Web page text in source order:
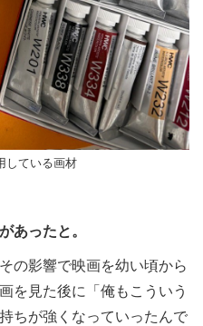
している画材
あったと。
の影響で映画を幼い頃から
を見た後に「俺もこういう
ちが強くなっていったんで